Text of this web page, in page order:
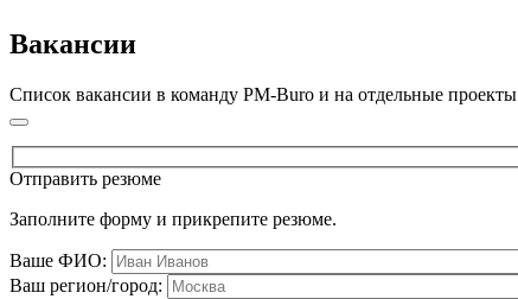
Вакансии
Список вакансии в команду PM-Buro и на отдельные проекты
Отправить резюме
Заполните форму и прикрепите резюме.
Ваше ФИО:
Ваш регион/город: